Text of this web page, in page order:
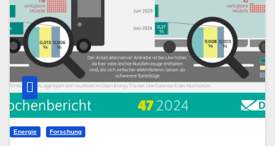
Energie Forschung